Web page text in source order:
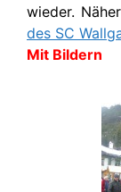
wieder.
des SC
Mit Bildern